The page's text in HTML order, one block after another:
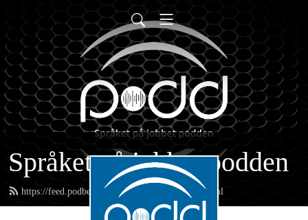
Språket på jobbet podden
https://feed.podbean.com/spraketapajobbet/feed.xml